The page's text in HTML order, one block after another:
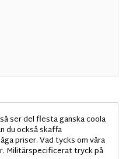
ser del flesta ganska coola
du också skaffa
priser. Vad tycks om våra
Militärspecificerat tryck på